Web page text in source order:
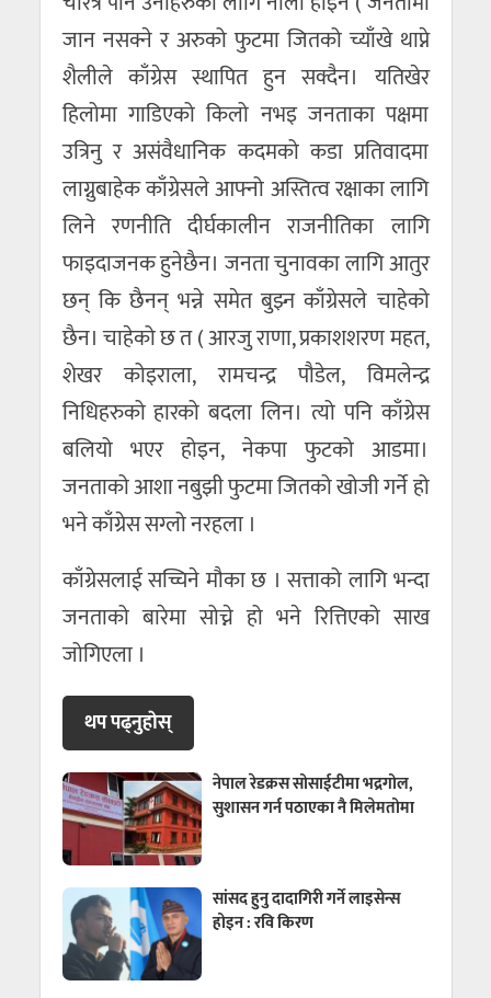
जान नसक्ने र अरुको फुटमा जितको च्याँखे थाप्ने
शैलीले काँग्रेस स्थापित हुन सक्दैन। यतिखेर
हिलोमा गाडिएको किलो नभइ जनताका पक्षमा
उत्रिनु र असंवैधानिक कदमको कडा प्रतिवादमा
लाग्नुबाहेक काँग्रेसले आफ्नो अस्तित्व रक्षाका लागि
लिने रणनीति दीर्घकालीन राजनीतिका लागि
फाइदाजनक हुनेछैन। जनता चुनावका लागि आतुर
छन् कि छैनन् भन्ने समेत बुझ्न काँग्रेसले चाहेको
छैन। चाहेको छ त ( आरजु राणा, प्रकाशशरण महत,
शेखर कोइराला, रामचन्द्र पौडेल, विमलेन्द्र
निधिहरुको हारको बदला लिन। त्यो पनि काँग्रेस
बलियो भएर होइन, नेकपा फुटको आडमा।
जनताको आशा नबुझी फुटमा जितको खोजी गर्ने हो
भने काँग्रेस सग्लो नरहला ।
काँग्रेसलाई सच्चिने मौका छ । सत्ताको लागि भन्दा
जनताको बारेमा सोच्ने हो भने रित्तिएको साख
जोगिएला ।
थप पढ्नुहाेस्
नेपाल रेडक्रस सोसाईटीमा भद्रगोल,
सुशासन गर्न पठाएका नै मिलेमतोमा
सांसद हुनु दादागिरी गर्ने लाइसेन्स
होइन : रवि किरण